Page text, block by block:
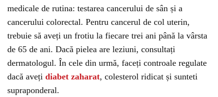
medicale de rutina: testarea cancerului de sân și a
cancerului colorectal. Pentru cancerul de col uterin,
trebuie să aveți un frotiu la fiecare trei ani până la vârsta
de 65 de ani. Dacă pielea are leziuni, consultați
dermatologul. În cele din urmă, faceți controale regulate
dacă aveți diabet zaharat, colesterol ridicat și sunteti
supraponderal.